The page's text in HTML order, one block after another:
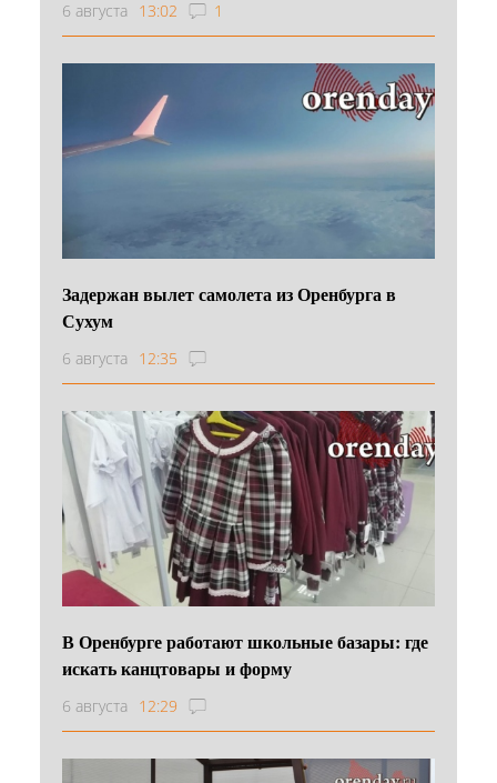
6 августа 13:02 1
Задержан вылет самолета из Оренбурга в
Сухум
6 августа 12:35
В Оренбурге работают школьные базары: где
искать канцтовары и форму
6 августа 12:29